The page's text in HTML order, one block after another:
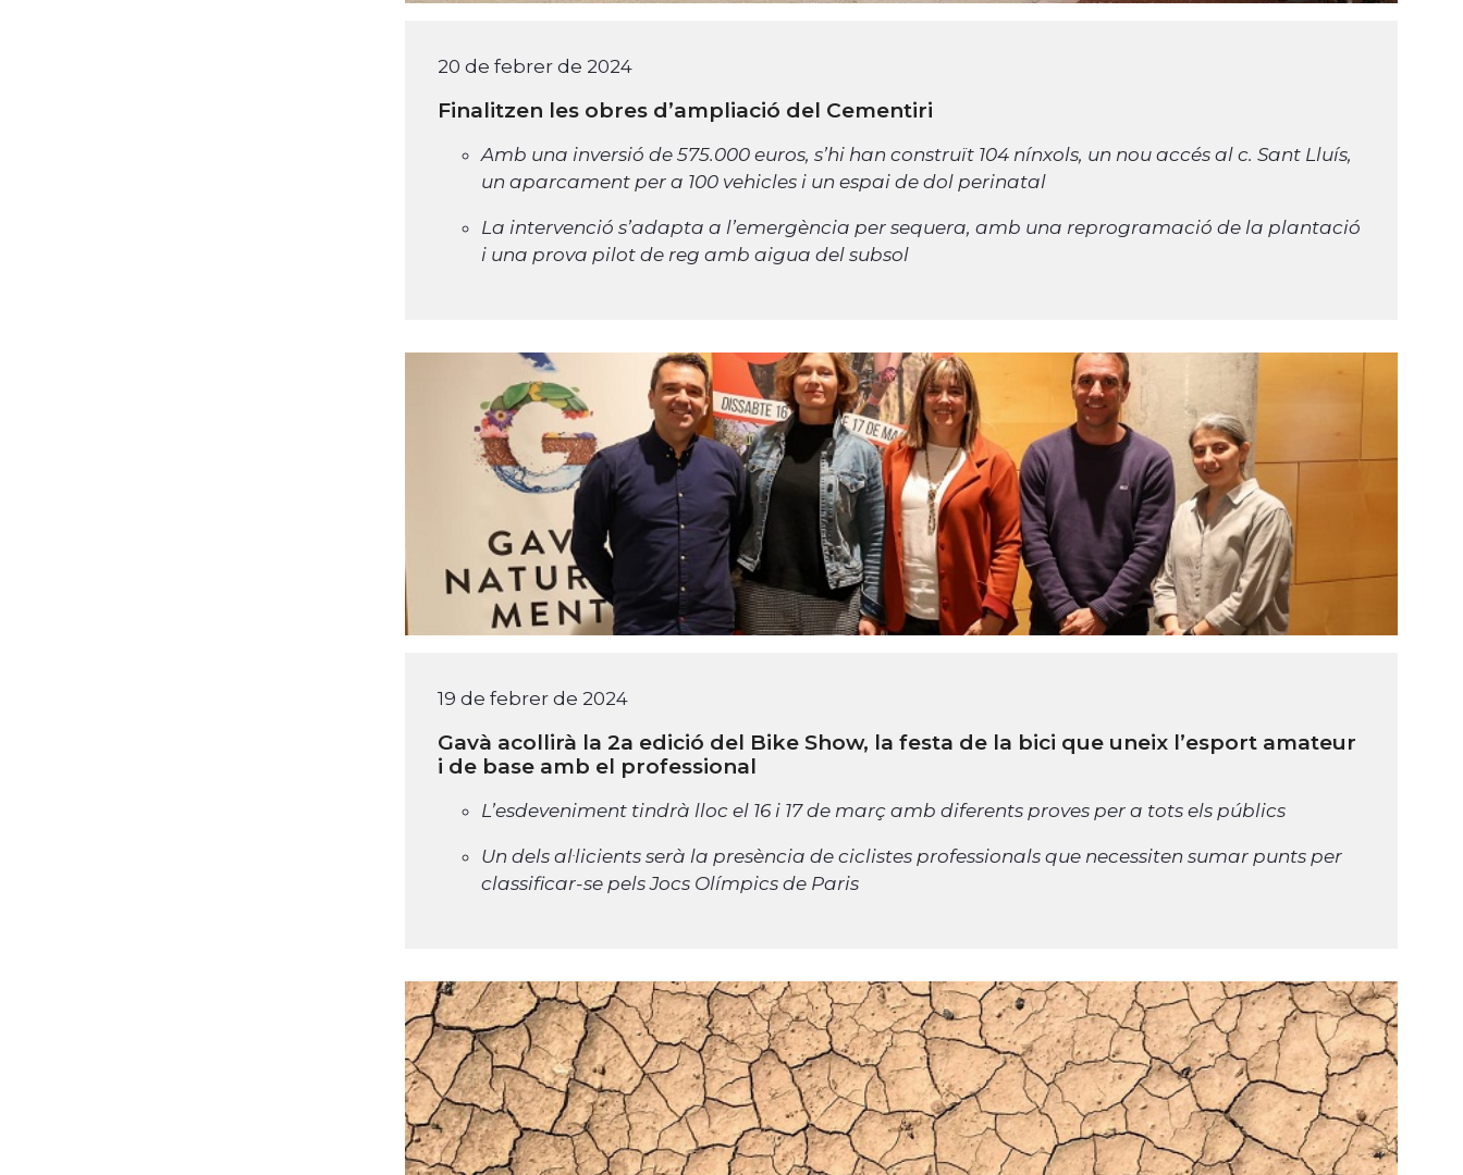
20 de febrer de 2024
Finalitzen les obres d’ampliació del Cementiri
Amb una inversió de 575.000 euros, s’hi han construït 104 nínxols, un nou accés al c. Sant Lluís,
un aparcament per a 100 vehicles i un espai de dol perinatal
La intervenció s’adapta a l’emergència per sequera, amb una reprogramació de la plantació
i una prova pilot de reg amb aigua del subsol
19 de febrer de 2024
Gavà acollirà la 2a edició del Bike Show, la festa de la bici que uneix l’esport amateur
i de base amb el professional
L’esdeveniment tindrà lloc el 16 i 17 de març amb diferents proves per a tots els públics
Un dels al·licients serà la presència de ciclistes professionals que necessiten sumar punts per
classificar-se pels Jocs Olímpics de Paris